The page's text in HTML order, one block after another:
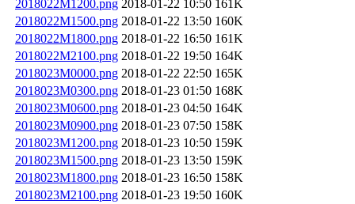
2018022M1200.png 2018-01-22 10:50 161K
2018022M1500.png 2018-01-22 13:50 160K
2018022M1800.png 2018-01-22 16:50 161K
2018022M2100.png 2018-01-22 19:50 164K
2018023M0000.png 2018-01-22 22:50 165K
2018023M0300.png 2018-01-23 01:50 168K
2018023M0600.png 2018-01-23 04:50 164K
2018023M0900.png 2018-01-23 07:50 158K
2018023M1200.png 2018-01-23 10:50 159K
2018023M1500.png 2018-01-23 13:50 159K
2018023M1800.png 2018-01-23 16:50 158K
2018023M2100.png 2018-01-23 19:50 160K